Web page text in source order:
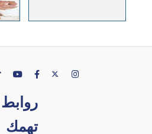
روابط
تهمك